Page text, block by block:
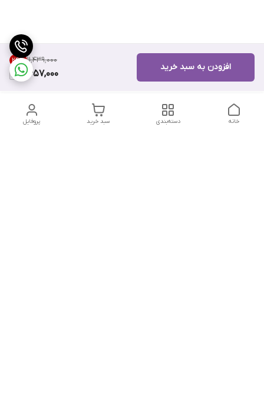
۱۱٬۴۳۹٬۰۰۰ 24%
8,657,000
افزودن به سبد خرید
پروفایل سبد خرید دسته‌بندی خانه